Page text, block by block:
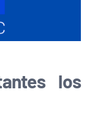
los